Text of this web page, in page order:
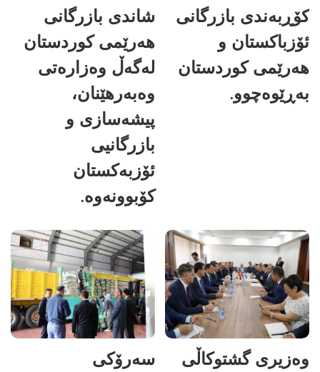
کۆڕبەندی بازرگانی
ئۆزباکستان و
هەرێمی کوردستان
بەڕێوەچوو.
شاندی بازرگانی
هەرێمی کوردستان
لەگەڵ وەزارەتی
وەبەرهێنان،
پیشەسازی و
بازرگانیی
ئۆزبەکستان
کۆبوونەوە.
وەزیری گشتوکاڵی
سەرۆکی